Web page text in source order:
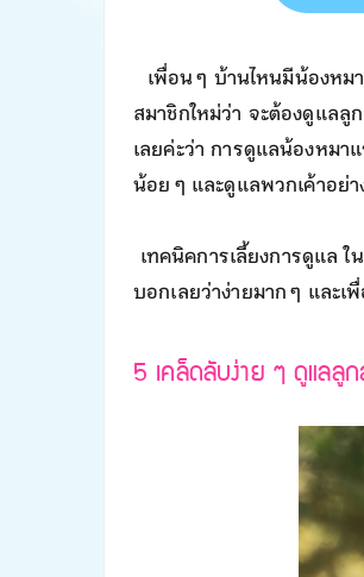
เพื่อน ๆ บ้านไหนมีน้องหม
สมาชิกใหม่ว่า จะต้องดูแล
เลยค่ะว่า การดูแลน้องหมาแ
น้อย ๆ และดูแลพวกเค้าอย่
เทคนิคการเลี้ยงการดูแล
บอกเลยว่าง่ายมาก ๆ และ
5 เคล็ดลับง่าย ๆ ดูแลลูก